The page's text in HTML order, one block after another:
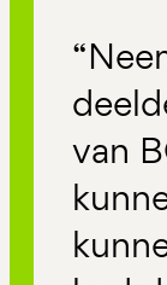
van